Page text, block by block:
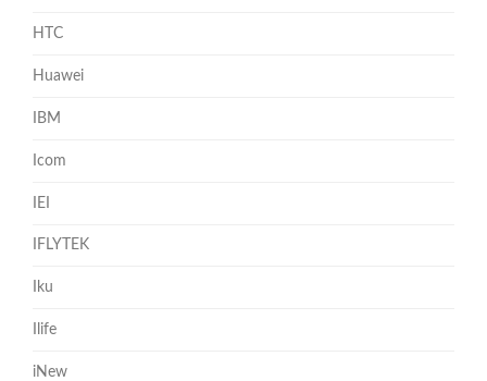
HTC
Huawei
IBM
Icom
IEI
IFLYTEK
Iku
Ilife
iNew